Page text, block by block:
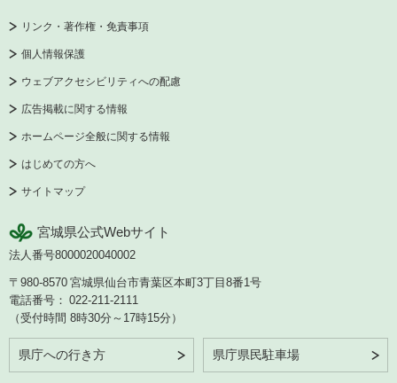
リンク・著作権・免責事項
個人情報保護
ウェブアクセシビリティへの配慮
広告掲載に関する情報
ホームページ全般に関する情報
はじめての方へ
サイトマップ
宮城県公式Webサイト
法人番号8000020040002
〒980-8570 宮城県仙台市青葉区本町3丁目8番1号
電話番号： 022-211-2111
（受付時間 8時30分～17時15分）
県庁への行き方 県庁県民駐車場